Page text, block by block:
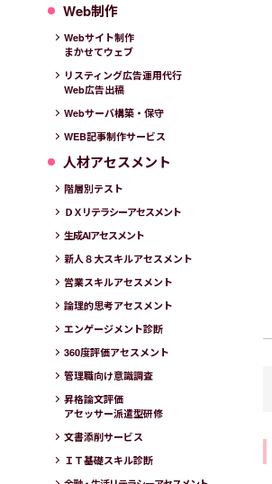
Web制作
Webサイト制作
まかせてウェブ
リスティング広告運用代行
Web広告出稿
Webサーバ構築・保守
WEB記事制作サービス
人材アセスメント
階層別テスト
ＤＸリテラシーアセスメント
生成AIアセスメント
新人８大スキルアセスメント
営業スキルアセスメント
論理的思考アセスメント
エンゲージメント診断
360度評価アセスメント
管理職向け意識調査
昇格論文評価
アセッサー派遣型研修
文書添削サービス
ＩＴ基礎スキル診断